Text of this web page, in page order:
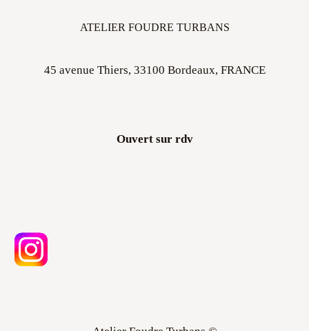
ATELIER FOUDRE TURBANS
45 avenue Thiers, 33100 Bordeaux, FRANCE
Ouvert sur rdv